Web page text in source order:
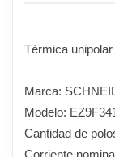
Térmica
Marca:
Modelo:
Cantidad de
Corriente